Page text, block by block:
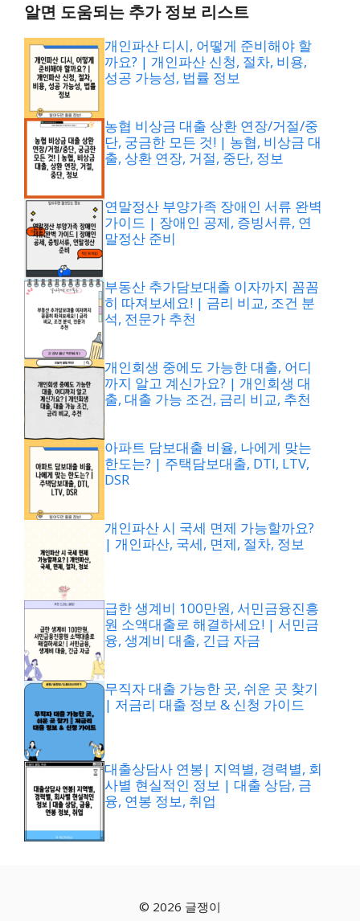
알면 도움되는 추가 정보 리스트
개인파산 디시, 어떻게 준비해야 할
까요? | 개인파산 신청, 절차, 비용,
성공 가능성, 법률 정보
농협 비상금 대출 상환 연장/거절/중
단, 궁금한 모든 것! | 농협, 비상금 대
출, 상환 연장, 거절, 중단, 정보
연말정산 부양가족 장애인 서류 완벽
가이드 | 장애인 공제, 증빙서류, 연
말정산 준비
부동산 추가담보대출 이자까지 꼼꼼
히 따져보세요! | 금리 비교, 조건 분
석, 전문가 추천
개인회생 중에도 가능한 대출, 어디
까지 알고 계신가요? | 개인회생 대
출, 대출 가능 조건, 금리 비교, 추천
아파트 담보대출 비율, 나에게 맞는
한도는? | 주택담보대출, DTI, LTV,
DSR
개인파산 시 국세 면제 가능할까요?
| 개인파산, 국세, 면제, 절차, 정보
급한 생계비 100만원, 서민금융진흥
원 소액대출로 해결하세요! | 서민금
융, 생계비 대출, 긴급 자금
무직자 대출 가능한 곳, 쉬운 곳 찾기
| 저금리 대출 정보 & 신청 가이드
대출상담사 연봉| 지역별, 경력별, 회
사별 현실적인 정보 | 대출 상담, 금
융, 연봉 정보, 취업
© 2026 글쟁이